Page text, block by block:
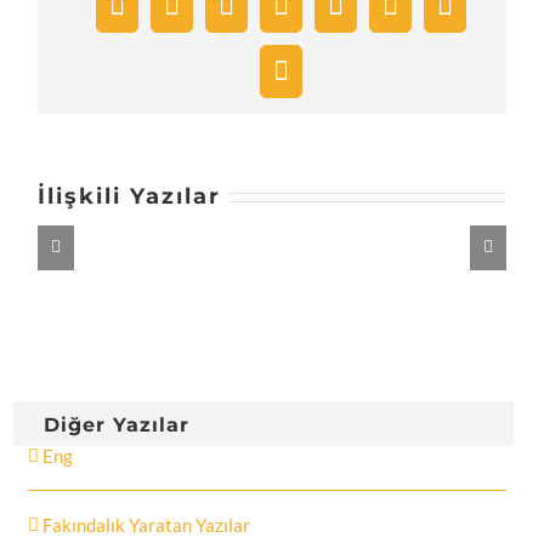
Facebook
TwitterRedditLinkedInTumblrPinterest
Vk
E-
İlişkili Yazılar
Diğer Yazılar
Eng
Fakındalık Yaratan Yazılar